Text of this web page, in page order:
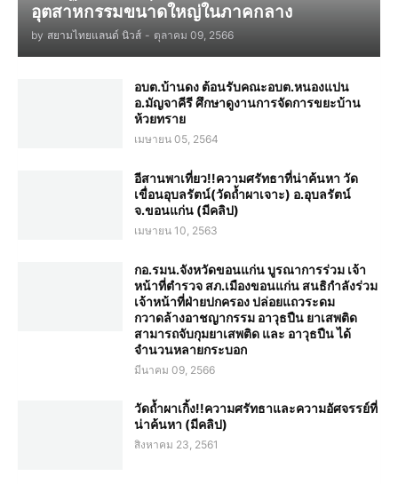
อุตสาหกรรมขนาดใหญ่ในภาคกลาง
by สยามไทยแลนด์ นิวส์ - ตุลาคม 09, 2566
อบต.บ้านดง ต้อนรับคณะอบต.หนองแปน
อ.มัญจาคีรี ศึกษาดูงานการจัดการขยะบ้าน
ห้วยทราย
เมษายน 05, 2564
อีสานพาเที่ยว!!ความศรัทธาที่น่าค้นหา วัด
เขื่อนอุบลรัตน์(วัดถ้ำผาเจาะ) อ.อุบลรัตน์
จ.ขอนแก่น (มีคลิป)
เมษายน 10, 2563
กอ.รมน.จังหวัดขอนแก่น บูรณาการร่วม เจ้า
หน้าที่ตำรวจ สภ.เมืองขอนแก่น สนธิกำลังร่วม
เจ้าหน้าที่ฝ่ายปกครอง ปล่อยแถวระดม
กวาดล้างอาชญากรรม อาวุธปืน ยาเสพติด
สามารถจับกุมยาเสพติด และ อาวุธปืน ได้
จำนวนหลายกระบอก
มีนาคม 09, 2566
วัดถ้ำผาเกิ้ง!!ความศรัทธาและความอัศจรรย์ที่
น่าค้นหา (มีคลิป)
สิงหาคม 23, 2561